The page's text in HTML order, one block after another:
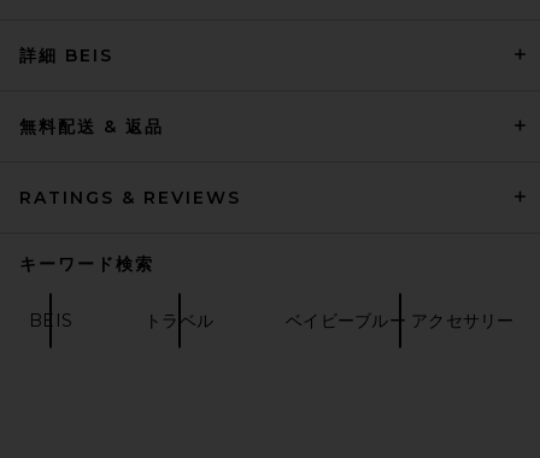
Poolside The Josie Shoulder
$331
$355
詳細 BEIS
無料配送 & 返品
RATINGS & REVIEWS
キーワード検索
BEIS トラベル ベイビーブルー アクセサリー